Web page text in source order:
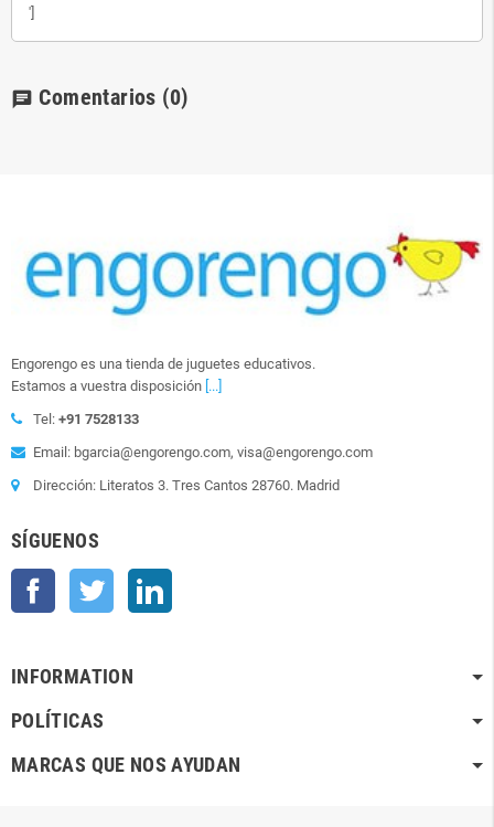
']
chat Comentarios (0)
Engorengo es una tienda de juguetes educativos.
Estamos a vuestra disposición [...]
Tel: +91 7528133
Email: bgarcia@engorengo.com, visa@engorengo.com
Dirección: Literatos 3. Tres Cantos 28760. Madrid
SÍGUENOS
Facebook Twitter
INFORMATION
POLÍTICAS
MARCAS QUE NOS AYUDAN